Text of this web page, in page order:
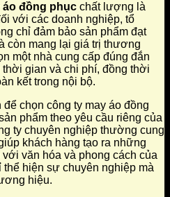
áo đồng phục chất lượng là
với các doanh nghiệp, tổ
chỉ đảm bảo sản phẩm đạt
còn mang lại giá trị thương
một nhà cung cấp đúng đắn
gian và chi phí, đồng thời
kết trong nội bộ.
chọn công ty may áo đồng
phẩm theo yêu cầu riêng của
ty chuyên nghiệp thường cung
khách hàng tạo ra những
văn hóa và phong cách của
hiện sự chuyên nghiệp mà
hiệu.